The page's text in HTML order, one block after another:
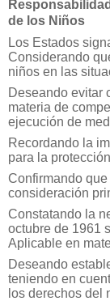
de los Niños
Los Estados
Considerando
niños en las
Deseando evitar
materia de
ejecución de
Recordando la
para la
Confirmando
consideración
Constatando la
octubre de 1961
Aplicable en
Deseando
teniendo en
los derechos del